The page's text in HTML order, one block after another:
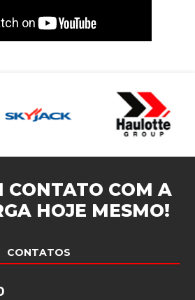
CONTATO COM A
HOJE MESMO!
CONTATOS